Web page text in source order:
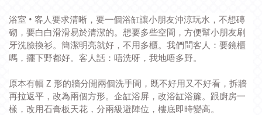
浴室 • 客人要求清晰，要一個浴缸讓小朋友沖涼玩水， 不想磚
砌，要白白滑滑易於清潔的。想要多些空間，方便幫小朋友刷
牙洗臉換衫。簡潔明亮就好，不用多櫃。我們問客人：要鏡櫃
嗎，擺下野都好。客人話：唔洗呀，我地唔多野。
原本有幅 Z 形的牆分開兩個洗手間，既不好用又不好看，拆牆
再拉返平，改為兩個方形。 企缸浴屏，改浴缸浴簾。跟廚房一
樣，改用石膏板天花，分兩級避陣位，樓底即時變高。